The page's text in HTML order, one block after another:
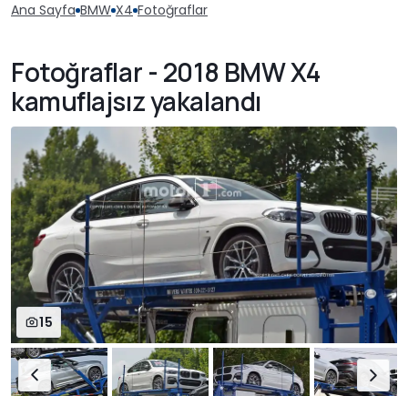
Ana Sayfa BMW X4 Fotoğraflar
Fotoğraflar - 2018 BMW X4
kamuflajsız yakalandı
15